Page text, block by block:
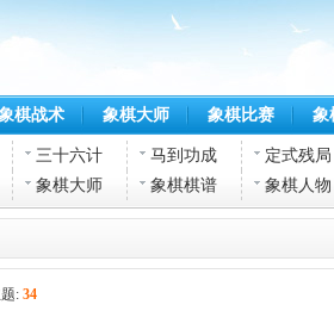
棋战术 象棋大师 象棋比赛 象
三十六计 马到功成 定式残局
象棋大师 象棋棋谱 象棋人物
: 34